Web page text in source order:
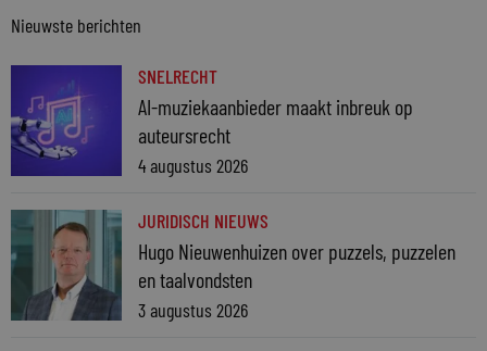
Nieuwste berichten
SNELRECHT
AI-muziekaanbieder maakt inbreuk op
auteursrecht
4 augustus 2026
JURIDISCH NIEUWS
Hugo Nieuwenhuizen over puzzels, puzzelen
en taalvondsten
3 augustus 2026